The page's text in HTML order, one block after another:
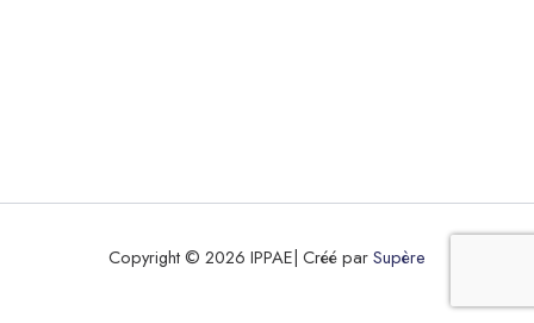
Copyright © 2026 IPPAE| Créé parSupère